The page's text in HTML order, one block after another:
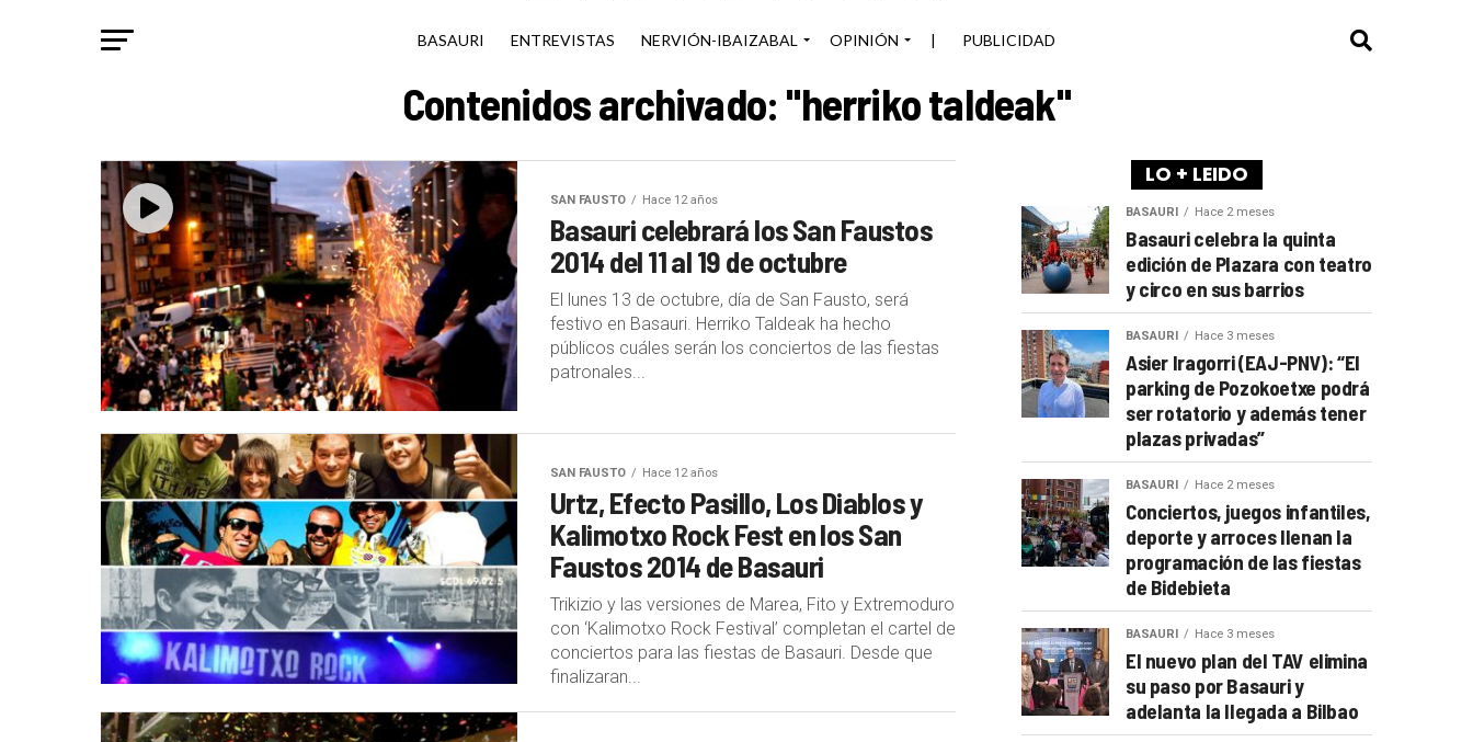
BASAURI ENTREVISTAS NERVIÓN-IBAIZABAL OPINIÓN | PUBLICIDAD
Contenidos archivado: "herriko taldeak"
SAN FAUSTO Hace 12 años
Basauri celebrará los San Faustos
2014 del 11 al 19 de octubre
El lunes 13 de octubre, día de San Fausto, será
festivo en Basauri. Herriko Taldeak ha hecho
públicos cuáles serán los conciertos de las fiestas
patronales...
SAN FAUSTO Hace 12 años
Urtz, Efecto Pasillo, Los Diablos y
Kalimotxo Rock Fest en los San
Faustos 2014 de Basauri
Trikizio y las versiones de Marea, Fito y Extremoduro
con ‘Kalimotxo Rock Festival’ completan el cartel de
conciertos para las fiestas de Basauri. Desde que
finalizaran...
LO + LEIDO
BASAURI Hace 2 meses
Basauri celebra la quinta
edición de Plazara con teatro
y circo en sus barrios
BASAURI Hace 3 meses
Asier Iragorri (EAJ-PNV): “El
parking de Pozokoetxe podrá
ser rotatorio y además tener
plazas privadas”
BASAURI Hace 2 meses
Conciertos, juegos infantiles,
deporte y arroces llenan la
programación de las fiestas
de Bidebieta
BASAURI Hace 3 meses
El nuevo plan del TAV elimina
su paso por Basauri y
adelanta la llegada a Bilbao